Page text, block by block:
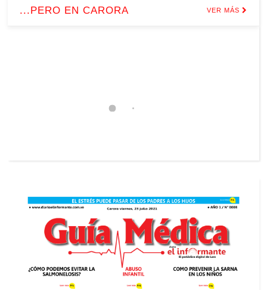
...PERO EN CARORA VER MÁS